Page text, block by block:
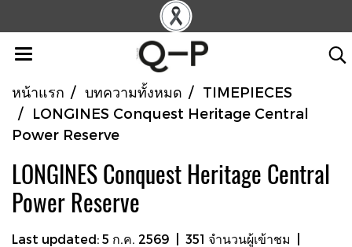
หน้าแรก บทความทั้งหมด
TIMEPIECES
LONGINES Conquest Heritage Central
Power Reserve
LONGINES Conquest Heritage Central
Power Reserve
Last updated: 5 ก.ค. 2569 351 จำนวนผู้เข้าชม